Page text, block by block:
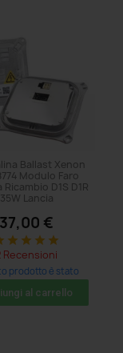
Ballast Xenon
Modulo Faro
D1S D1R
35W Lancia
37,00 €
star star star star
Recensioni
prodotto è stato
23 volte
al carrello